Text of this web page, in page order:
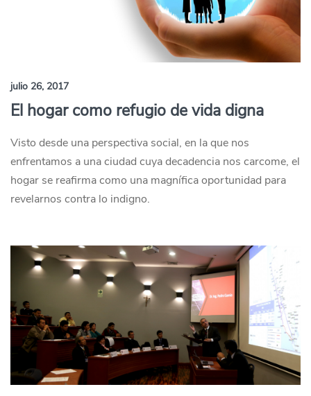
julio 26, 2017
El hogar como refugio de vida digna
Visto desde una perspectiva social, en la que nos
enfrentamos a una ciudad cuya decadencia nos carcome, el
hogar se reafirma como una magnífica oportunidad para
revelarnos contra lo indigno.